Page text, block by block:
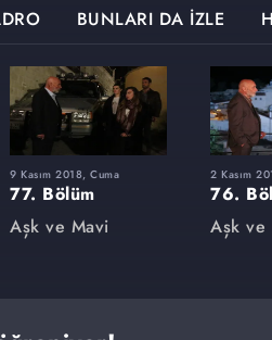
BUNLARI DA İZLE
9 Kasım 2018, Cuma
77. Bölüm
Aşk ve Mavi
2 Kasım
76.
Aşk ve